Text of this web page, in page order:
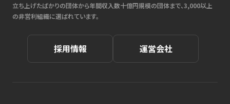
立ち上げたばかりの団体から年間収入数十億円規模の団体まで、3,000以上
の非営利組織に選ばれています。
採用情報 運営会社